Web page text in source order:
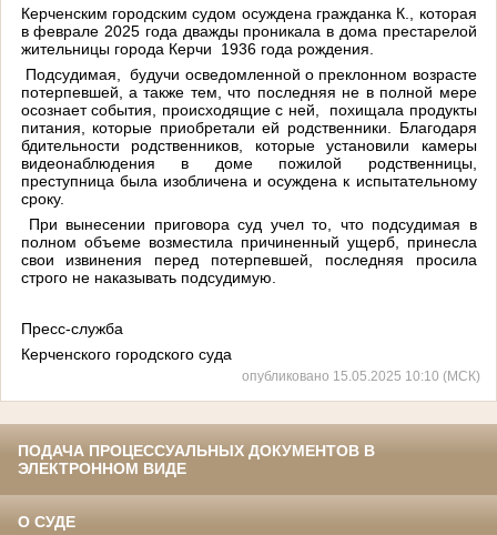
Керченским городским судом осуждена гражданка К., которая
в феврале 2025 года дважды проникала в дома престарелой
жительницы города Керчи 1936 года рождения.
Подсудимая, будучи осведомленной о преклонном возрасте
потерпевшей, а также тем, что последняя не в полной мере
осознает события, происходящие с ней, похищала продукты
питания, которые приобретали ей родственники. Благодаря
бдительности родственников, которые установили камеры
видеонаблюдения в доме пожилой родственницы,
преступница была изобличена и осуждена к испытательному
сроку.
При вынесении приговора суд учел то, что подсудимая в
полном объеме возместила причиненный ущерб, принесла
свои извинения перед потерпевшей, последняя просила
строго не наказывать подсудимую.
Пресс-служба
Керченского городского суда
опубликовано 15.05.2025 10:10 (МСК)
ПОДАЧА ПРОЦЕССУАЛЬНЫХ ДОКУМЕНТОВ В
ЭЛЕКТРОННОМ ВИДЕ
О СУДЕ